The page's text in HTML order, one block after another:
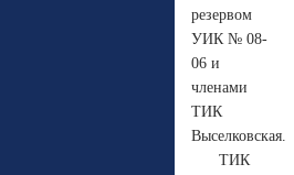
резервом
УИК № 08-
06 и
членами
ТИК
Выселковская.
ТИК